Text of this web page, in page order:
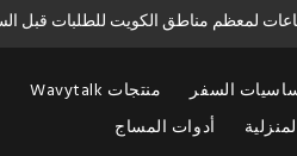
Wavytalk منتجات السفر
أدوات المساج